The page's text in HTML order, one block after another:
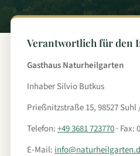
Verantwortlich für den
Gasthaus Naturheilgarten
Inhaber Silvio Butkus
Prießnitzstraße 15, 98527
Telefon:+49 3681 723770· Fax:
E-Mail: